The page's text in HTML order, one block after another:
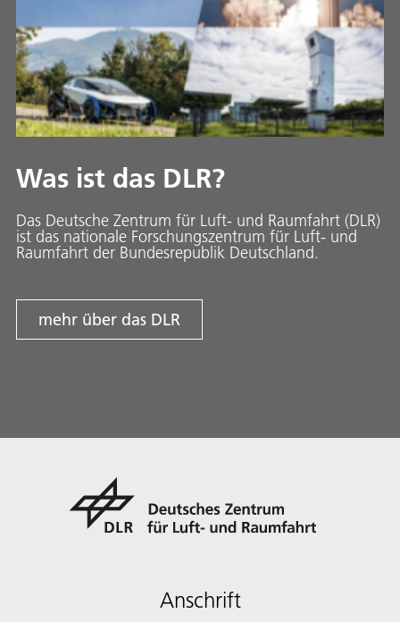
Was ist das DLR?
Das Deutsche Zentrum für Luft- und Raumfahrt (DLR)
ist das nationale Forschungszentrum für Luft- und
Raumfahrt der Bundesrepublik Deutschland.
mehr über das DLR
Anschrift